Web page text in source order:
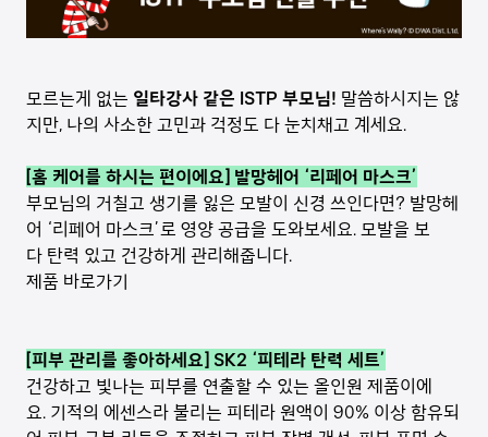
모르는게 없는 일타강사 같은 ISTP 부모님! 말씀하시지는 않
지만, 나의 사소한 고민과 걱정도 다 눈치채고 계세요.
[홈 케어를 하시는 편이에요] 발망헤어 ‘리페어 마스크’
부모님의 거칠고 생기를 잃은 모발이 신경 쓰인다면? 발망헤
어 ‘리페어 마스크’로 영양 공급을 도와보세요. 모발을 보
다 탄력 있고 건강하게 관리해줍니다.
제품 바로가기
[피부 관리를 좋아하세요] SK2 ‘피테라 탄력 세트’
건강하고 빛나는 피부를 연출할 수 있는 올인원 제품이에
요. 기적의 에센스라 불리는 피테라 원액이 90% 이상 함유되